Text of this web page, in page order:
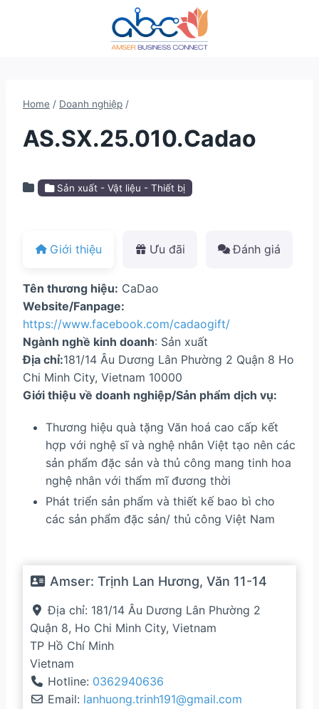
Home / Doanh nghiệp /
AS.SX.25.010.Cadao
Sản xuất - Vật liệu - Thiết bị
Giới thiệu Ưu đãi Đánh giá
Tên thương hiệu: CaDao
Website/Fanpage:
https://www.facebook.com/cadaogift/
Ngành nghề kinh doanh: Sản xuất
Địa chỉ:181/14 Âu Dương Lân Phường 2 Quận 8 Ho
Chi Minh City, Vietnam 10000
Giới thiệu về doanh nghiệp/Sản phẩm dịch vụ:
Thương hiệu quà tặng Văn hoá cao cấp kết
hợp với nghệ sĩ và nghệ nhân Việt tạo nên các
sản phẩm đặc sản và thủ công mang tinh hoa
nghệ nhân với thẩm mĩ đương thời
Phát triển sản phẩm và thiết kế bao bì cho
các sản phẩm đặc sản/ thủ công Việt Nam
Amser: Trịnh Lan Hương, Văn 11-14
Địa chỉ: 181/14 Âu Dương Lân Phường 2
Quận 8, Ho Chi Minh City, Vietnam
TP Hồ Chí Minh
Vietnam
Hotline: 0362940636
Email: lanhuong.trinh191@gmail.com